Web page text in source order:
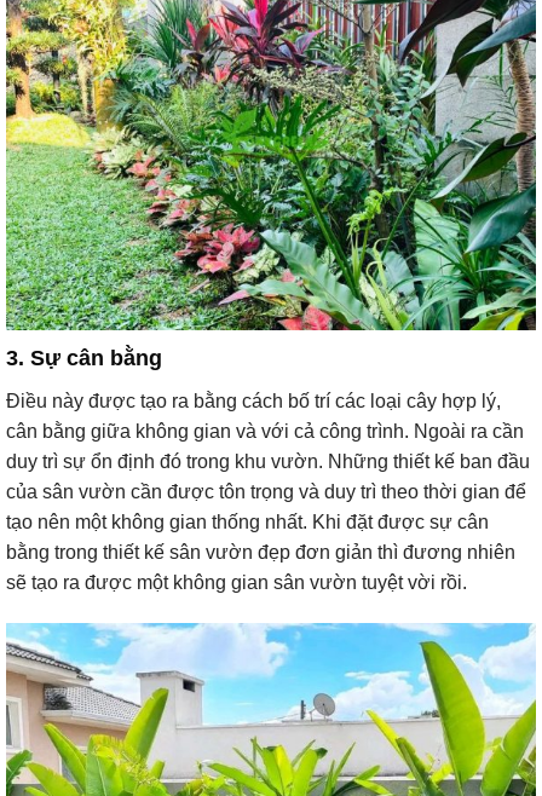
3. Sự cân bằng
Điều này được tạo ra bằng cách bố trí các loại cây hợp lý,
cân bằng giữa không gian và với cả công trình. Ngoài ra cần
duy trì sự ổn định đó trong khu vườn. Những thiết kế ban đầu
của sân vườn cần được tôn trọng và duy trì theo thời gian để
tạo nên một không gian thống nhất. Khi đặt được sự cân
bằng trong thiết kế sân vườn đẹp đơn giản thì đương nhiên
sẽ tạo ra được một không gian sân vườn tuyệt vời rồi.